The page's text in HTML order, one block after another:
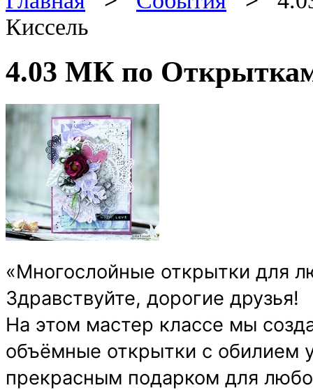
Киссель
4.03 МК по
«Многослойные открытки для
Здравствуйте, дорогие друзья!
На этом мастер классе мы
объёмные открытки с обилием
прекрасным подарком для